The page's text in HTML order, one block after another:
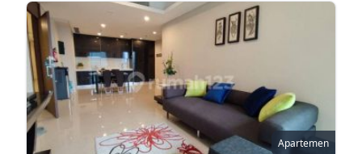
Apartemen